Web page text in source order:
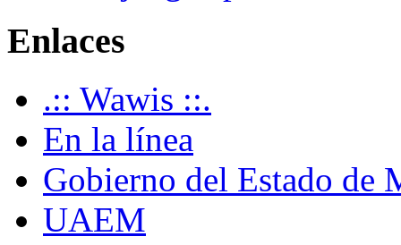
Enlaces
.:: Wawis ::.
En la línea
Gobierno del Estado de
UAEM